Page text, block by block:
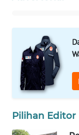
Pilihan Editor
GARONGGANG
NEWS
FISUELRI
ID